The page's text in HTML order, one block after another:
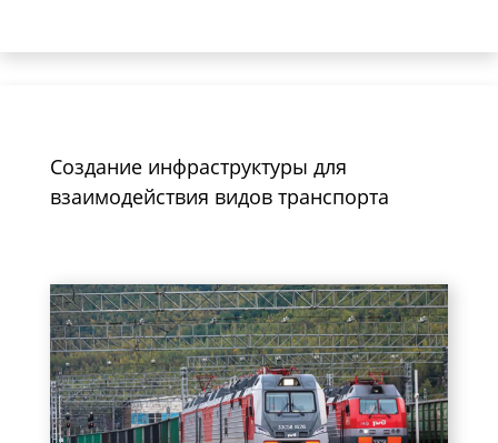
Создание инфраструктуры для
взаимодействия видов транспорта